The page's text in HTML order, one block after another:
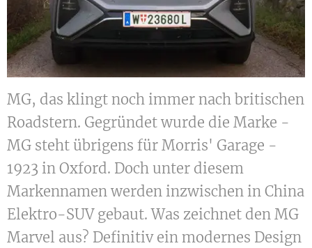
MG, das klingt noch immer nach britischen
Roadstern. Gegründet wurde die Marke -
MG steht übrigens für Morris' Garage -
1923 in Oxford. Doch unter diesem
Markennamen werden inzwischen in China
Elektro-SUV gebaut. Was zeichnet den MG
Marvel aus? Definitiv ein modernes Design